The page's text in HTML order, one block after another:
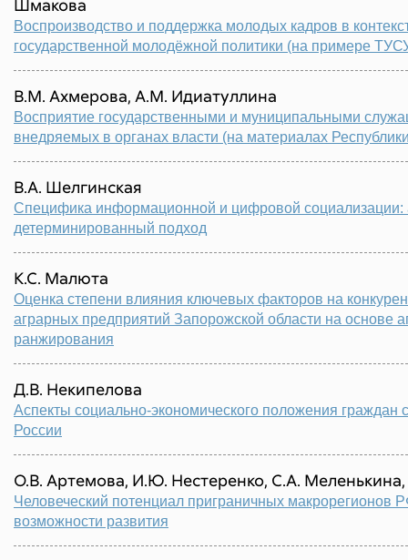
Шмакова
Воспроизводство и поддержка молодых кадров в
государственной молодёжной политики (на примере
В.M. Ахмерова, А.М. Идиатуллина
Восприятие государственными и муниципальными
внедряемых в органах власти (на материалах
В.А. Шелгинская
Специфика информационной и цифровой социализации:
детерминированный подход
К.С. Малюта
Оценка степени влияния ключевых факторов на
аграрных предприятий Запорожской области на основе
ранжирования
Д.В. Некипелова
Аспекты социально‐экономического положения граждан
России
О.B. Артемова, И.Ю. Нестеренко, С.А. Меленькина,
Человеческий потенциал приграничных макрорегионов
возможности развития